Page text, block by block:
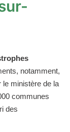
notamment,
le ministère de la
communes
des